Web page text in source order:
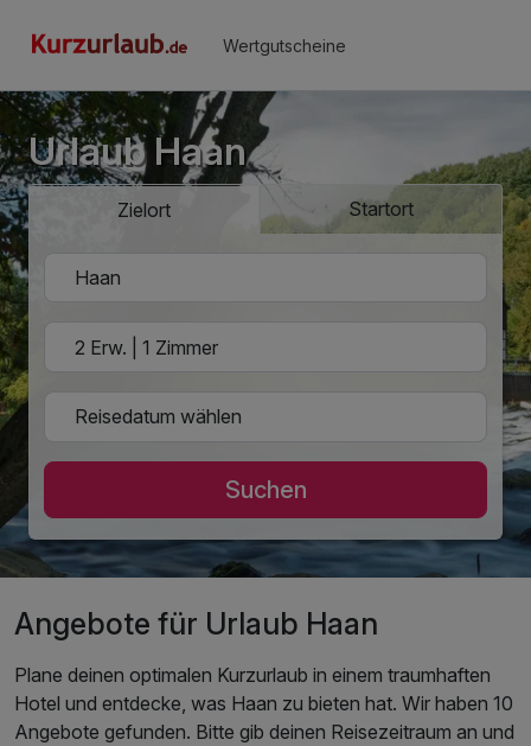
Wertgutscheine
Urlaub Haan
Zielort Startort
Suchen
Angebote für Urlaub Haan
Plane deinen optimalen Kurzurlaub in einem traumhaften
Hotel und entdecke, was Haan zu bieten hat. Wir haben 10
Angebote gefunden. Bitte gib deinen Reisezeitraum an und